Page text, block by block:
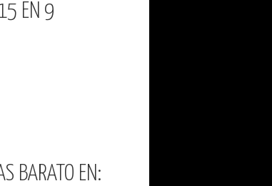
EN 9
BARATO EN: